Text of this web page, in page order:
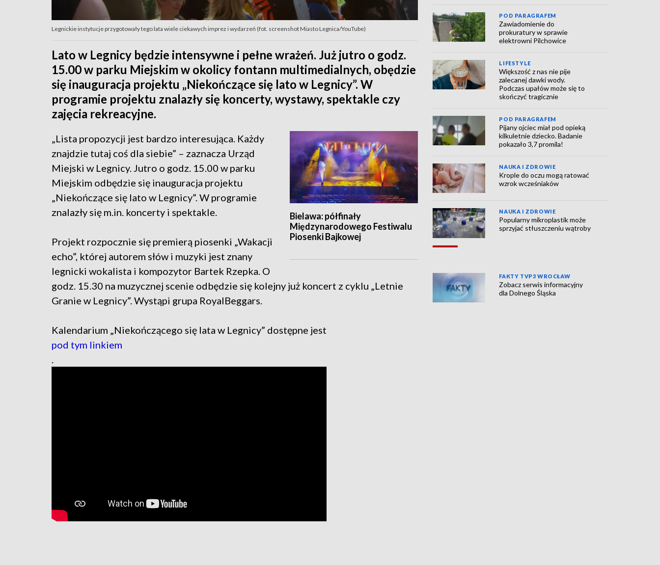
Legnickie instytucje przygotowały tego lata wiele ciekawych imprez i wydarzeń (fot. screenshot Miasto Legnica/YouTube)
Lato w Legnicy będzie intensywne i pełne wrażeń. Już jutro o godz.
15.00 w parku Miejskim w okolicy fontann multimedialnych, obędzie
się inauguracja projektu „Niekończące się lato w Legnicy”. W
programie projektu znalazły się koncerty, wystawy, spektakle czy
zajęcia rekreacyjne.
Bielawa: półfinały
Międzynarodowego Festiwalu
Piosenki Bajkowej
„Lista propozycji jest bardzo interesująca. Każdy
znajdzie tutaj coś dla siebie” – zaznacza Urząd
Miejski w Legnicy. Jutro o godz. 15.00 w parku
Miejskim odbędzie się inauguracja projektu
„Niekończące się lato w Legnicy”. W programie
znalazły się m.in. koncerty i spektakle.
Projekt rozpocznie się premierą piosenki „Wakacji
echo”, której autorem słów i muzyki jest znany
legnicki wokalista i kompozytor Bartek Rzepka. O
godz. 15.30 na muzycznej scenie odbędzie się kolejny już koncert z cyklu „Letnie
Granie w Legnicy”. Wystąpi grupa RoyalBeggars.
Kalendarium „Niekończącego się lata w Legnicy” dostępne jest
pod tym linkiem
.
POD PARAGRAFEM
Zawiadomienie do
prokuratury w sprawie
elektrowni Pilchowice
LIFESTYLE
Większość z nas nie pije
zalecanej dawki wody.
Podczas upałów może się to
skończyć tragicznie
POD PARAGRAFEM
Pijany ojciec miał pod opieką
kilkuletnie dziecko. Badanie
pokazało 3,7 promila!
NAUKA I ZDROWIE
Krople do oczu mogą ratować
wzrok wcześniaków
NAUKA I ZDROWIE
Popularny mikroplastik może
sprzyjać stłuszczeniu wątroby
FAKTY TVP3 WROCŁAW
Zobacz serwis informacyjny
dla Dolnego Śląska